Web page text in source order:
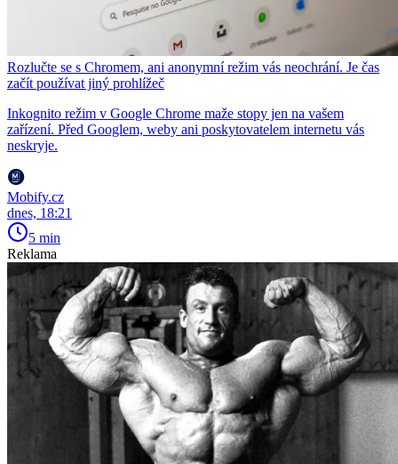
Rozlučte se s Chromem, ani anonymní režim vás neochrání. Je čas
začít používat jiný prohlížeč
Inkognito režim v Google Chrome maže stopy jen na vašem
zařízení. Před Googlem, weby ani poskytovatelem internetu vás
neskryje.
Mobify.cz
dnes, 18:21
5 min
Reklama